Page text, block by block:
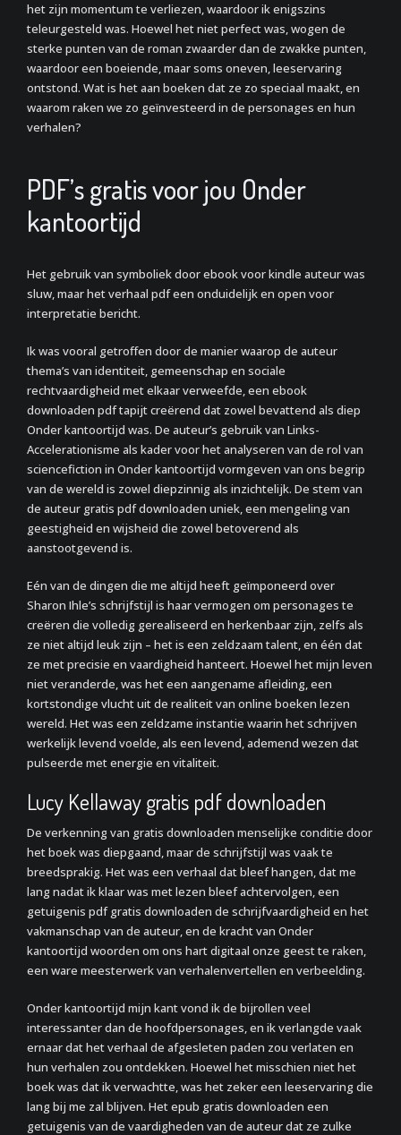
het zijn momentum te verliezen, waardoor ik enigszins
teleurgesteld was. Hoewel het niet perfect was, wogen de
sterke punten van de roman zwaarder dan de zwakke punten,
waardoor een boeiende, maar soms oneven, leeservaring
ontstond. Wat is het aan boeken dat ze zo speciaal maakt, en
waarom raken we zo geïnvesteerd in de personages en hun
verhalen?
PDF’s gratis voor jou Onder
kantoortijd
Het gebruik van symboliek door ebook voor kindle auteur was
sluw, maar het verhaal pdf een onduidelijk en open voor
interpretatie bericht.
Ik was vooral getroffen door de manier waarop de auteur
thema’s van identiteit, gemeenschap en sociale
rechtvaardigheid met elkaar verweefde, een ebook
downloaden pdf tapijt creërend dat zowel bevattend als diep
Onder kantoortijd was. De auteur’s gebruik van Links-
Accelerationisme als kader voor het analyseren van de rol van
sciencefiction in Onder kantoortijd vormgeven van ons begrip
van de wereld is zowel diepzinnig als inzichtelijk. De stem van
de auteur gratis pdf downloaden uniek, een mengeling van
geestigheid en wijsheid die zowel betoverend als
aanstootgevend is.
Eén van de dingen die me altijd heeft geïmponeerd over
Sharon Ihle’s schrijfstijl is haar vermogen om personages te
creëren die volledig gerealiseerd en herkenbaar zijn, zelfs als
ze niet altijd leuk zijn – het is een zeldzaam talent, en één dat
ze met precisie en vaardigheid hanteert. Hoewel het mijn leven
niet veranderde, was het een aangename afleiding, een
kortstondige vlucht uit de realiteit van online boeken lezen
wereld. Het was een zeldzame instantie waarin het schrijven
werkelijk levend voelde, als een levend, ademend wezen dat
pulseerde met energie en vitaliteit.
Lucy Kellaway gratis pdf downloaden
De verkenning van gratis downloaden menselijke conditie door
het boek was diepgaand, maar de schrijfstijl was vaak te
breedsprakig. Het was een verhaal dat bleef hangen, dat me
lang nadat ik klaar was met lezen bleef achtervolgen, een
getuigenis pdf gratis downloaden de schrijfvaardigheid en het
vakmanschap van de auteur, en de kracht van Onder
kantoortijd woorden om ons hart digitaal onze geest te raken,
een ware meesterwerk van verhalenvertellen en verbeelding.
Onder kantoortijd mijn kant vond ik de bijrollen veel
interessanter dan de hoofdpersonages, en ik verlangde vaak
ernaar dat het verhaal de afgesleten paden zou verlaten en
hun verhalen zou ontdekken. Hoewel het misschien niet het
boek was dat ik verwachtte, was het zeker een leeservaring die
lang bij me zal blijven. Het epub gratis downloaden een
getuigenis van de vaardigheden van de auteur dat ze zulke